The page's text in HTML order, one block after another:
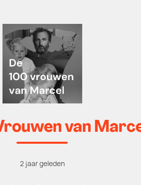
van
2 jaar geleden